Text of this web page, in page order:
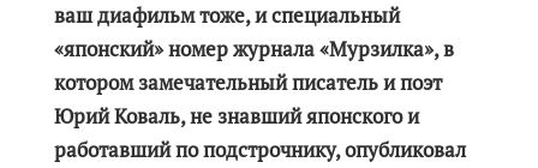
ваш диафильм тоже, и специальный
«японский» номер журнала «Мурзилка», в
котором замечательный писатель и поэт
Юрий Коваль, не знавший японского и
работавший по подстрочнику, опубликовал